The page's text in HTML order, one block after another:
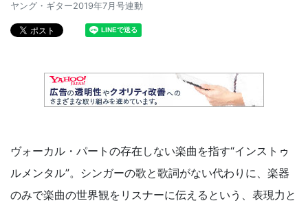
ヤング・ギター2019年7月号連動
ヴォーカル・パートの存在しない楽曲を指す“インストゥ
ルメンタル”。シンガーの歌と歌詞がない代わりに、楽器
のみで楽曲の世界観をリスナーに伝えるという、表現力と